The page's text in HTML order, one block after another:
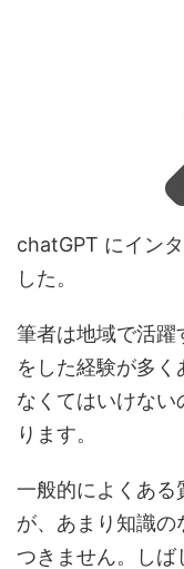
chatGPT にイン
した。
筆者は地域で活躍
をした経験が多く
なくてはいけな
ります。
一般的によくある
が、あまり知識の
つきません。しば